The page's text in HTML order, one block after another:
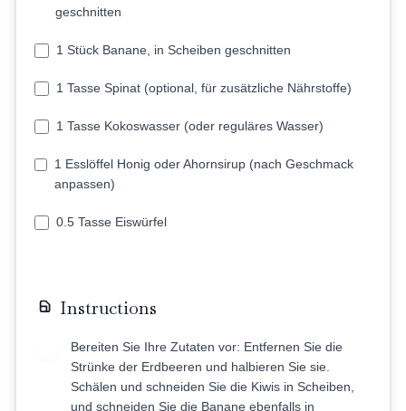
geschnitten
1 Stück Banane, in Scheiben geschnitten
1 Tasse Spinat (optional, für zusätzliche Nährstoffe)
1 Tasse Kokoswasser (oder reguläres Wasser)
1 Esslöffel Honig oder Ahornsirup (nach Geschmack
anpassen)
0.5 Tasse Eiswürfel
Instructions
Bereiten Sie Ihre Zutaten vor: Entfernen Sie die
Strünke der Erdbeeren und halbieren Sie sie.
Schälen und schneiden Sie die Kiwis in Scheiben,
und schneiden Sie die Banane ebenfalls in